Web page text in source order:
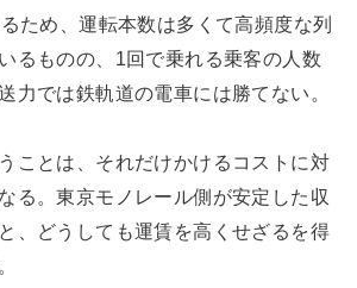
ため、運転本数は多くて高頻度な列
るものの、1回で乗れる乗客の人数
力では鉄軌道の電車には勝てない。
ことは、それだけかけるコストに対
る。東京モノレール側が安定した収
、どうしても運賃を高くせざるを得